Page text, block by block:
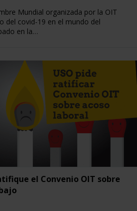
Mundial organizada por la OIT
del covid-19 en el mundo del
en la…
el Convenio OIT sobre